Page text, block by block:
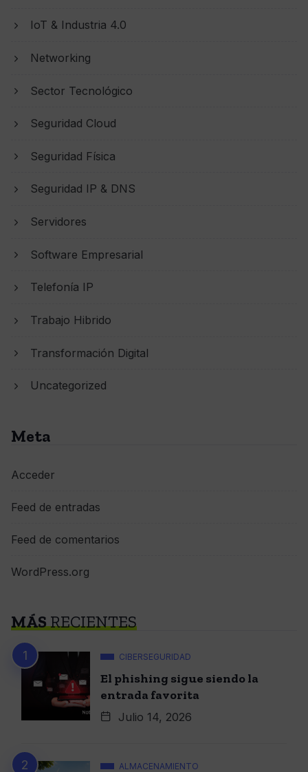
IoT & Industria 4.0
Networking
Sector Tecnológico
Seguridad Cloud
Seguridad Física
Seguridad IP & DNS
Servidores
Software Empresarial
Telefonía IP
Trabajo Hibrido
Transformación Digital
Uncategorized
Meta
Acceder
Feed de entradas
Feed de comentarios
WordPress.org
MÁSRECIENTES
CIBERSEGURIDAD
El phishing sigue siendo la
entrada favorita
Julio 14, 2026
ALMACENAMIENTO